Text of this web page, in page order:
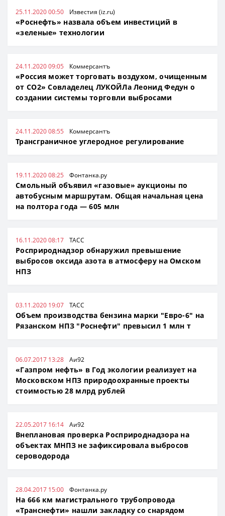
25.11.2020 00:50 Известия (iz.ru)
«Роснефть» назвала объем инвестиций в
«зеленые» технологии
24.11.2020 09:05 Коммерсантъ
«Россия может торговать воздухом, очищенным
от CO2» Совладелец ЛУКОЙЛа Леонид Федун о
создании системы торговли выбросами
24.11.2020 08:55 Коммерсантъ
Трансграничное углеродное регулирование
19.11.2020 08:25 Фонтанка.ру
Смольный объявил «газовые» аукционы по
автобусным маршрутам. Общая начальная цена
на полтора года — 605 млн
16.11.2020 08:17 ТАСС
Росприроднадзор обнаружил превышение
выбросов оксида азота в атмосферу на Омском
НПЗ
03.11.2020 19:07 ТАСС
Объем производства бензина марки "Евро-6" на
Рязанском НПЗ "Роснефти" превысил 1 млн т
06.07.2017 13:28 Аи92
«Газпром нефть» в Год экологии реализует на
Московском НПЗ природоохранные проекты
стоимостью 28 млрд рублей
22.05.2017 16:14 Аи92
Внеплановая проверка Росприроднадзора на
объектах МНПЗ не зафиксировала выбросов
сероводорода
28.04.2017 15:00 Фонтанка.ру
На 666 км магистрального трубопровода
«Транснефти» нашли закладку со снарядом